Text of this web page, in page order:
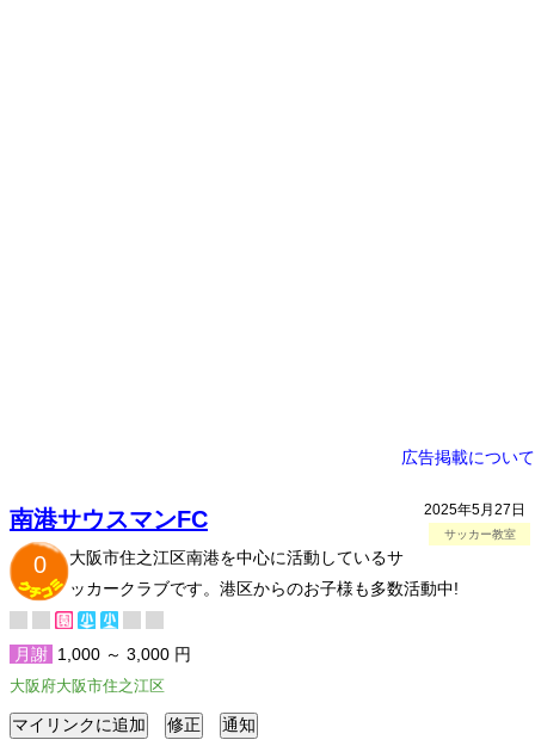
広告掲載について
2025年5月27日
サッカー教室
南港サウスマンFC
0
大阪市住之江区南港を中心に活動しているサ
ッカークラブです。港区からのお子様も多数活動中!
月謝 1,000 ～ 3,000 円
大阪府大阪市住之江区